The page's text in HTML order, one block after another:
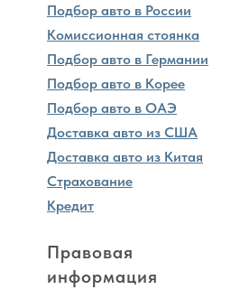
Подбор авто в России
Комиссионная стоянка
Подбор авто в Германии
Подбор авто в Корее
Подбор авто в ОАЭ
Доставка авто из США
Доставка авто из Китая
Страхование
Кредит
Правовая
информация